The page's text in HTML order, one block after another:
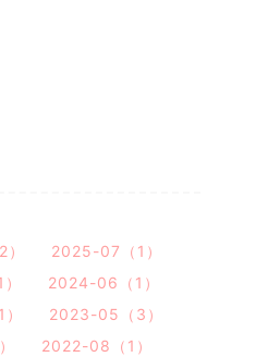
2025-07（1）
2024-06（1）
2023-05（3）
2022-08（1）